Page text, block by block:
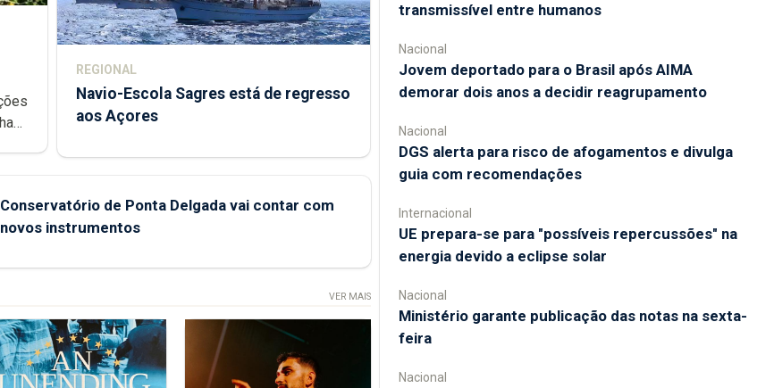
REGIONAL
Navio-Escola Sagres está de regresso
aos Açores
Conservatório de Ponta Delgada vai contar com
novos instrumentos
VER MAIS
transmissível entre humanos
Nacional
Jovem deportado para o Brasil após AIMA
demorar dois anos a decidir reagrupamento
Nacional
DGS alerta para risco de afogamentos e divulga
guia com recomendações
Internacional
UE prepara-se para "possíveis repercussões" na
energia devido a eclipse solar
Nacional
Ministério garante publicação das notas na sexta-
feira
Nacional